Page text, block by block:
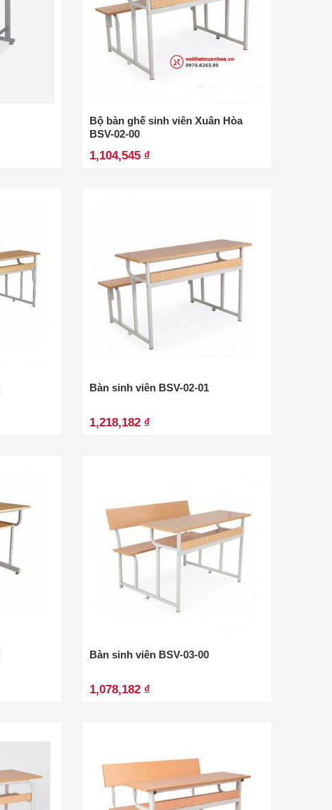
Bộ bàn ghế sinh viên Xuân Hòa
BSV-02-00
1,104,545 ₫
Bàn sinh viên BSV-02-01
1,218,182 ₫
Bàn sinh viên BSV-03-00
1,078,182 ₫